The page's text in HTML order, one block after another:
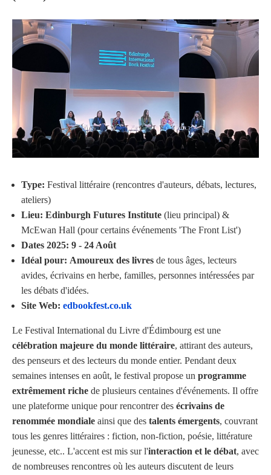
Type: Festival littéraire (rencontres d'auteurs, débats, lectures,
ateliers)
Lieu: Edinburgh Futures Institute (lieu principal) &
McEwan Hall (pour certains événements 'The Front List')
Dates 2025: 9 - 24 Août
Idéal pour: Amoureux des livres de tous âges, lecteurs
avides, écrivains en herbe, familles, personnes intéressées par
les débats d'idées.
Site Web: edbookfest.co.uk
Le Festival International du Livre d'Édimbourg est une
célébration majeure du monde littéraire, attirant des auteurs,
des penseurs et des lecteurs du monde entier. Pendant deux
semaines intenses en août, le festival propose un programme
extrêmement riche de plusieurs centaines d'événements. Il offre
une plateforme unique pour rencontrer des écrivains de
renommée mondiale ainsi que des talents émergents, couvrant
tous les genres littéraires : fiction, non-fiction, poésie, littérature
jeunesse, etc.. L'accent est mis sur l'interaction et le débat, avec
de nombreuses rencontres où les auteurs discutent de leurs